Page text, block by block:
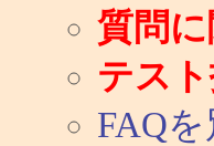
質問
テス
FAQ